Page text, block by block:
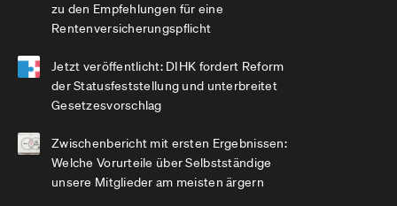
zu den Empfehlungen für eine
Rentenversicherungspflicht
Jetzt veröffentlicht: DIHK fordert Reform
der Statusfeststellung und unterbreitet
Gesetzesvorschlag
Zwischenbericht mit ersten Ergebnissen:
Welche Vorurteile über Selbstständige
unsere Mitglieder am meisten ärgern